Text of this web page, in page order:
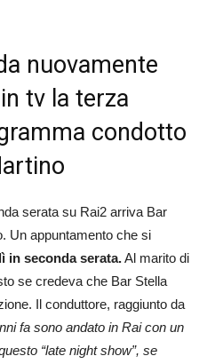
nuovamente
tv la terza
condotto
serata su Rai2 arriva Bar
Un appuntamento che si
in seconda serata.Al marito di
se credeva che Bar Stella
Il conduttore, raggiunto da
fa sono andato in Rai con un
“late night show”, se